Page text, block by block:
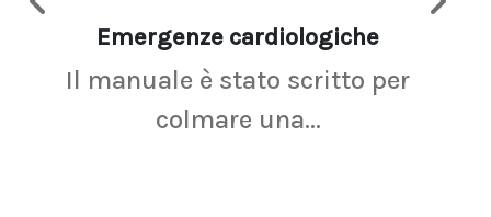
Emergenze cardiologiche
Il manuale è stato scritto per
colmare una...